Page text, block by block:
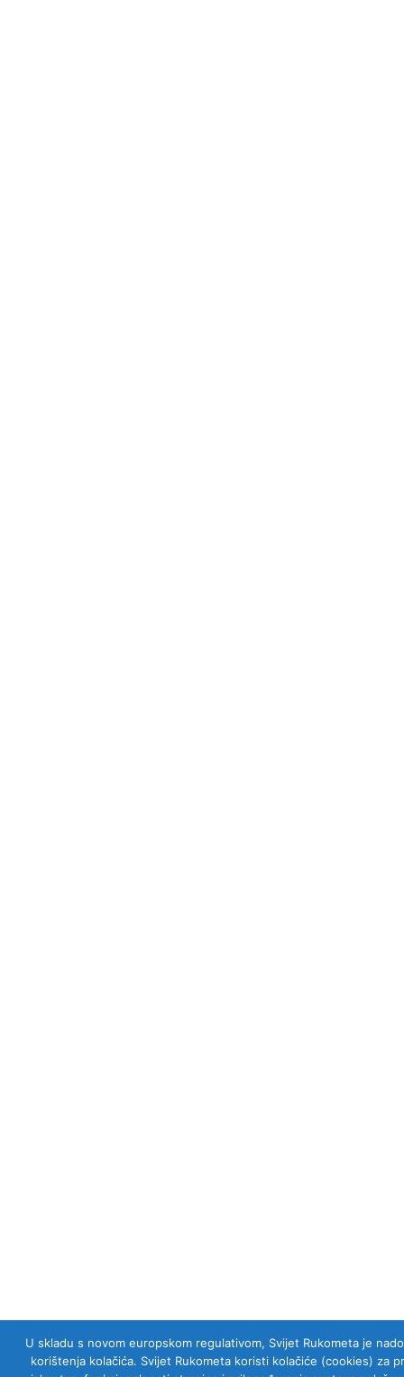
U skladu s novom europskom regulativom, Svijet Rukometa je
korištenja kolačića. Svijet Rukometa koristi kolačiće (cookies) za